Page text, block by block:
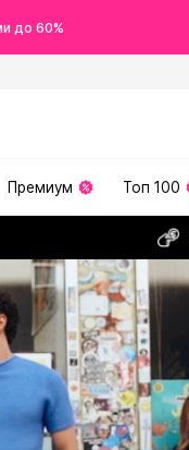
до 60%
Премиум Топ 100